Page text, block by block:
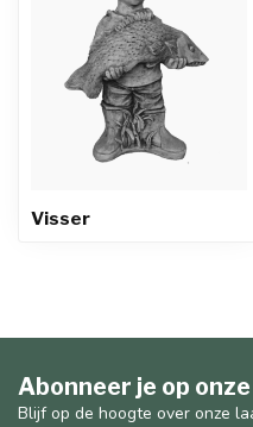
Visser
Abonneer je op
Blijf op de hoogte over onze